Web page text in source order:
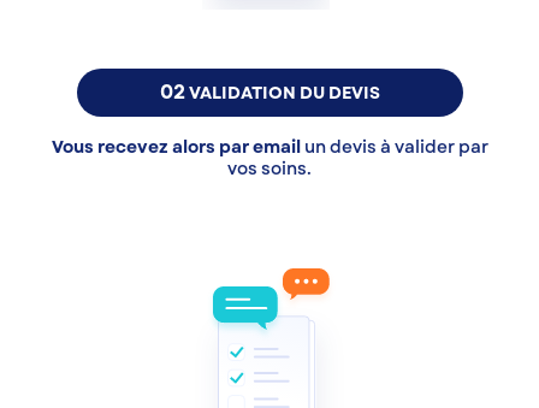
02VALIDATION DU DEVIS
Vous recevez alors par emailun devis à valider par
vos soins.